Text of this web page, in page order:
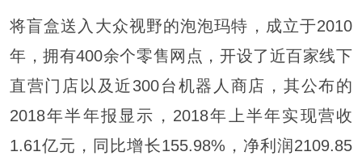
将盲盒送入大众视野的泡泡玛特，成立于2010
年，拥有400余个零售网点，开设了近百家线下
直营门店以及近300台机器人商店，其公布的
2018年半年报显示，2018年上半年实现营收
1.61亿元，同比增长155.98%，净利润2109.85